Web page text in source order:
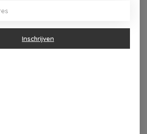
zondag maandag gesloten
Inschrijven